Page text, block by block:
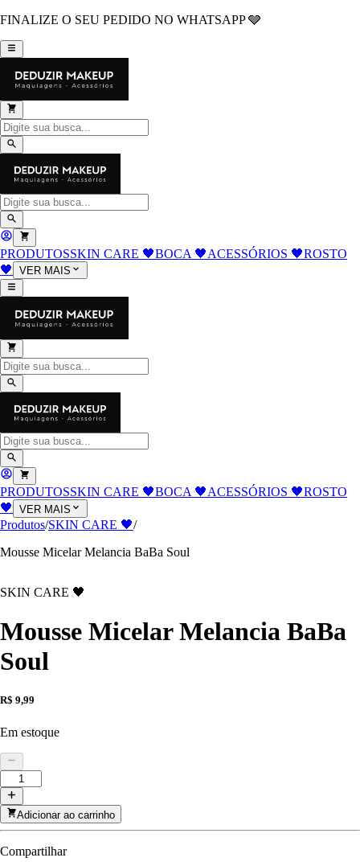
FINALIZE O SEU PEDIDO NO WHATSAPP 🩶
PRODUTOSSKIN CARE 🖤BOCA 🖤ACESSÓRIOS 🖤ROSTO
🖤
VER MAIS
PRODUTOSSKIN CARE 🖤BOCA 🖤ACESSÓRIOS 🖤ROSTO
🖤
VER MAIS
Produtos/SKIN CARE 🖤/
Mousse Micelar Melancia BaBa Soul
SKIN CARE 🖤
Mousse Micelar Melancia BaBa
Soul
R$ 9,99
Em estoque
Adicionar ao carrinho
Compartilhar